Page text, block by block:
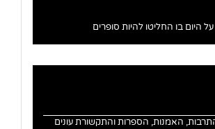
היום בו החליטו להיות סופרים
האמנות, הספרות והתקשורת עונים